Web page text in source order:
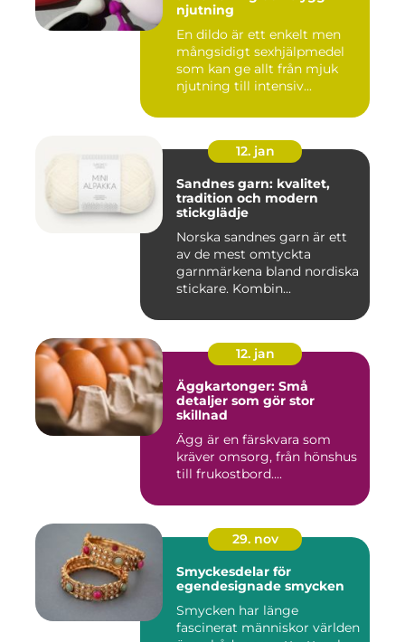
njutning
En dildo är ett enkelt men
mångsidigt sexhjälpmedel
som kan ge allt från mjuk
njutning till intensiv...
12. jan
Sandnes garn: kvalitet,
tradition och modern
stickglädje
Norska sandnes garn är ett
av de mest omtyckta
garnmärkena bland nordiska
stickare. Kombin...
12. jan
Äggkartonger: Små
detaljer som gör stor
skillnad
Ägg är en färskvara som
kräver omsorg, från hönshus
till frukostbord....
29. nov
Smyckesdelar för
egendesignade smycken
Smycken har länge
fascinerat människor världen